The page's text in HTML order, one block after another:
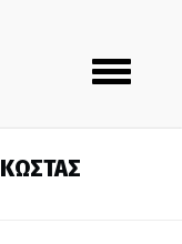
Toggle
navigation
ΚΩΣΤΑΣ